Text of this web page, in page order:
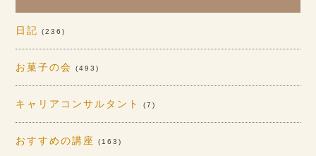
日記 (236)
お菓子の会 (493)
キャリアコンサルタント (7)
おすすめの講座 (163)